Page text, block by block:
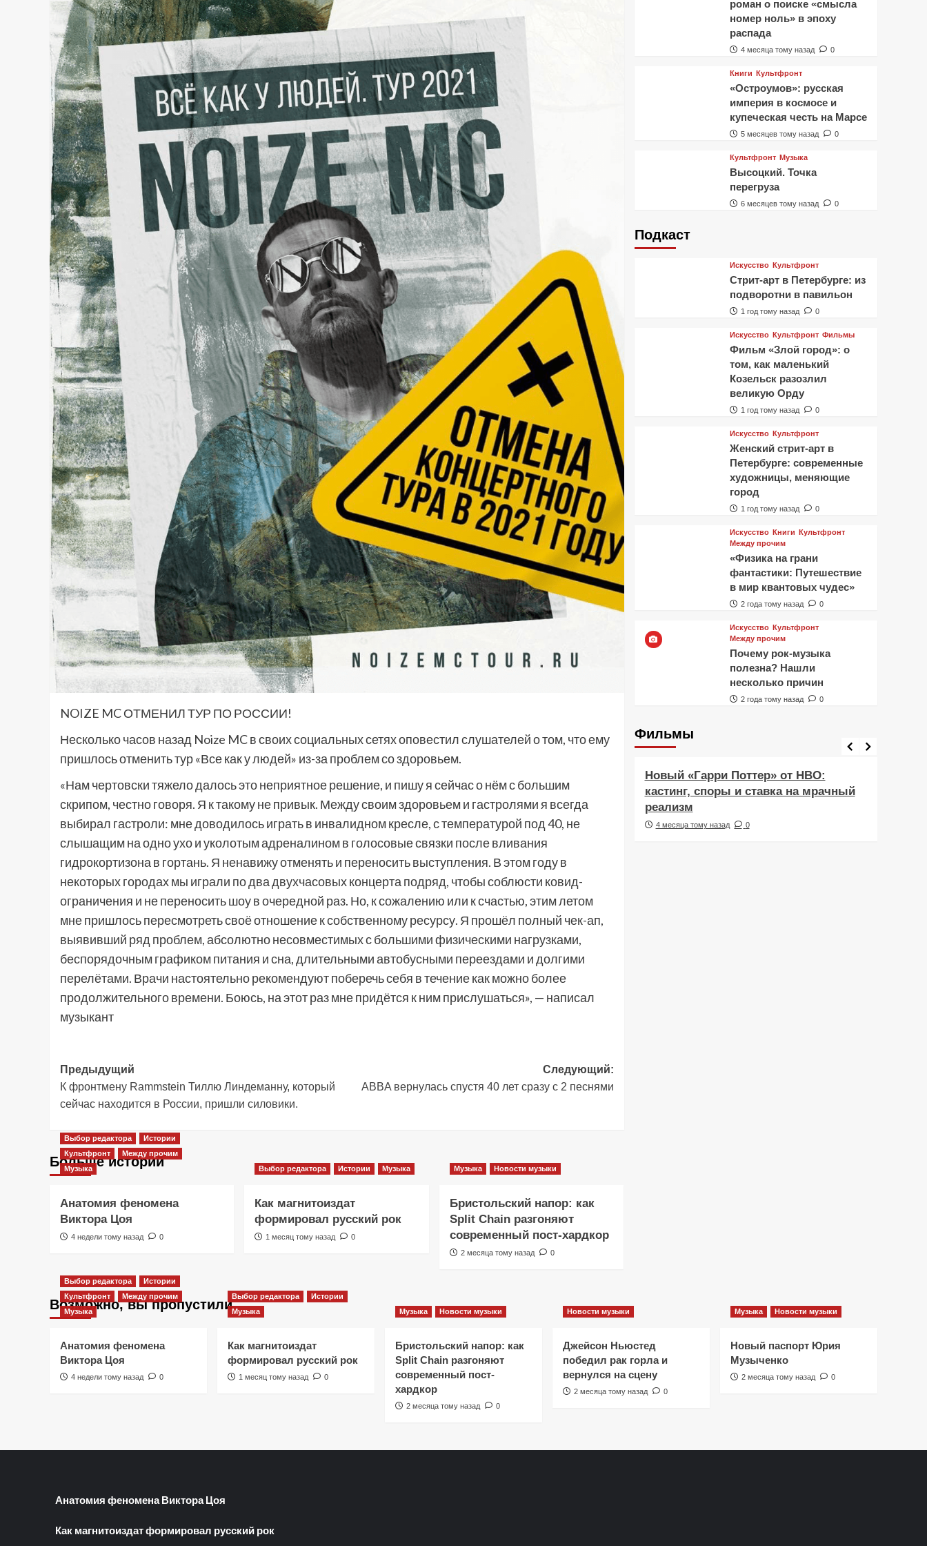
NOIZE MC ОТМЕНИЛ ТУР ПО РОССИИ!
Несколько часов назад Noize MC в своих социальных сетях оповестил слушателей о том, что ему
пришлось отменить тур «Все как у людей» из-за проблем со здоровьем.
«Нам чертовски тяжело далось это неприятное решение, и пишу я сейчас о нём с большим
скрипом, честно говоря. Я к такому не привык. Между своим здоровьем и гастролями я всегда
выбирал гастроли: мне доводилось играть в инвалидном кресле, с температурой под 40, не
слышащим на одно ухо и уколотым адреналином в голосовые связки после вливания
гидрокортизона в гортань. Я ненавижу отменять и переносить выступления. В этом году в
некоторых городах мы играли по два двухчасовых концерта подряд, чтобы соблюсти ковид-
ограничения и не переносить шоу в очередной раз. Но, к сожалению или к счастью, этим летом
мне пришлось пересмотреть своё отношение к собственному ресурсу. Я прошёл полный чек-ап,
выявивший ряд проблем, абсолютно несовместимых с большими физическими нагрузками,
беспорядочным графиком питания и сна, длительными автобусными переездами и долгими
перелётами. Врачи настоятельно рекомендуют поберечь себя в течение как можно более
продолжительного времени. Боюсь, на этот раз мне придётся к ним прислушаться», — написал
музыкант
Навигация
записи
Предыдущий
К фронтмену Rammstein Тиллю Линдеманну, который
сейчас находится в России, пришли силовики.
Следующий:
ABBA вернулась спустя 40 лет сразу с 2 песнями
Больше историй
Выбор редактора
Истории
Культфронт
Между прочим
Музыка
Анатомия феномена
Виктора Цоя
4 недели тому назад 0
Выбор редактора Истории Музыка
Как магнитоиздат
формировал русский рок
1 месяц тому назад 0
Музыка Новости музыки
Бристольский напор: как
Split Chain разгоняют
современный пост-хардкор
2 месяца тому назад 0
роман о поиске «смысла
номер ноль» в эпоху
распада
4 месяца тому назад 0
Книги Культфронт
«Остроумов»: русская
империя в космосе и
купеческая честь на Марсе
5 месяцев тому назад 0
Культфронт Музыка
Высоцкий. Точка
перегруза
6 месяцев тому назад 0
Подкаст
Искусство Культфронт
Стрит-арт в Петербурге: из
подворотни в павильон
1 год тому назад 0
Искусство Культфронт Фильмы
Фильм «Злой город»: о
том, как маленький
Козельск разозлил
великую Орду
1 год тому назад 0
Искусство Культфронт
Женский стрит-арт в
Петербурге: современные
художницы, меняющие
город
1 год тому назад 0
Искусство Книги Культфронт
Между прочим
«Физика на грани
фантастики: Путешествие
в мир квантовых чудес»
2 года тому назад 0
Искусство Культфронт
Между прочим
Почему рок-музыка
полезна? Нашли
несколько причин
2 года тому назад 0
Фильмы
Фильмы
который охотится не за маньяком, а
за человеческими слабостями
9 месяцев тому назад 0
Фильмы
Новый «Гарри Поттер» от HBO:
кастинг, споры и ставка на мрачный
реализм
4 месяца тому назад 0
Возможно, вы пропустили
Выбор редактора
Истории
Культфронт
Между прочим
Музыка
Анатомия феномена
Виктора Цоя
4 недели тому назад 0
Выбор редактора
Истории
Музыка
Как магнитоиздат
формировал русский рок
1 месяц тому назад 0
Музыка Новости музыки
Бристольский напор: как
Split Chain разгоняют
современный пост-
хардкор
2 месяца тому назад 0
Новости музыки
Джейсон Ньюстед
победил рак горла и
вернулся на сцену
2 месяца тому назад 0
Музыка Новости музыки
Новый паспорт Юрия
Музыченко
2 месяца тому назад 0
Анатомия феномена Виктора Цоя
Как магнитоиздат формировал русский рок